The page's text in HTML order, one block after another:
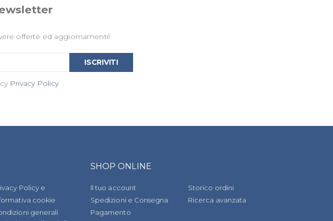
offerte ed aggiornamenti!
Privacy Policy
ISCRIVITI
Policy e
cookie
generali
SHOP ONLINE
Il tuo account
Spedizioni e Consegna
Pagamento
Storico ordini
Ricerca avanzata